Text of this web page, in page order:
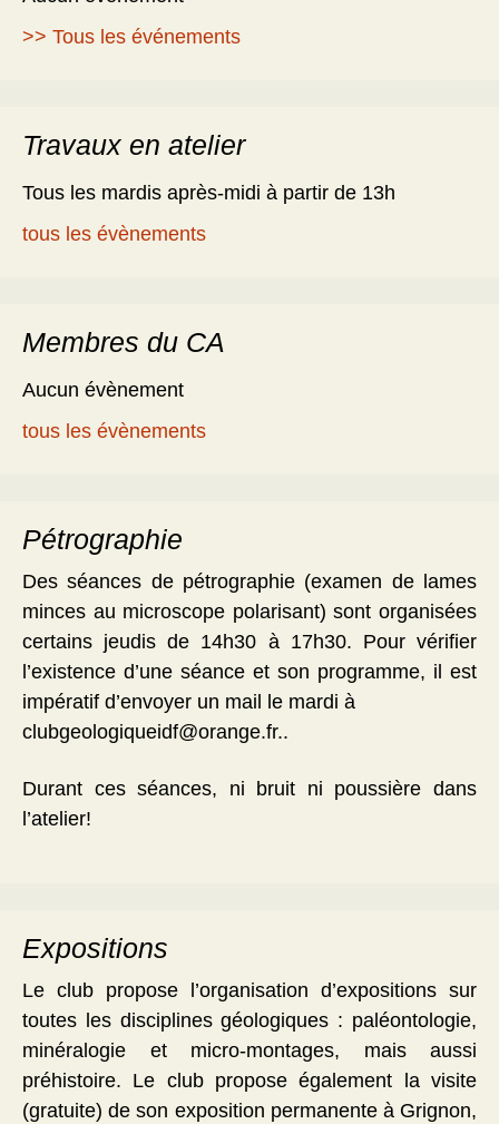
>> Tous les événements
Travaux en atelier
Tous les mardis après-midi à partir de 13h
tous les évènements
Membres du CA
Aucun évènement
tous les évènements
Pétrographie
Des séances de pétrographie (examen de lames
minces au microscope polarisant) sont organisées
certains jeudis de 14h30 à 17h30. Pour vérifier
l’existence d’une séance et son programme, il est
impératif d’envoyer un mail le mardi à
clubgeologiqueidf@orange.fr..
Durant ces séances, ni bruit ni poussière dans
l’atelier!
Expositions
Le club propose l’organisation d’expositions sur
toutes les disciplines géologiques : paléontologie,
minéralogie et micro-montages, mais aussi
préhistoire. Le club propose également la visite
(gratuite) de son exposition permanente à Grignon,